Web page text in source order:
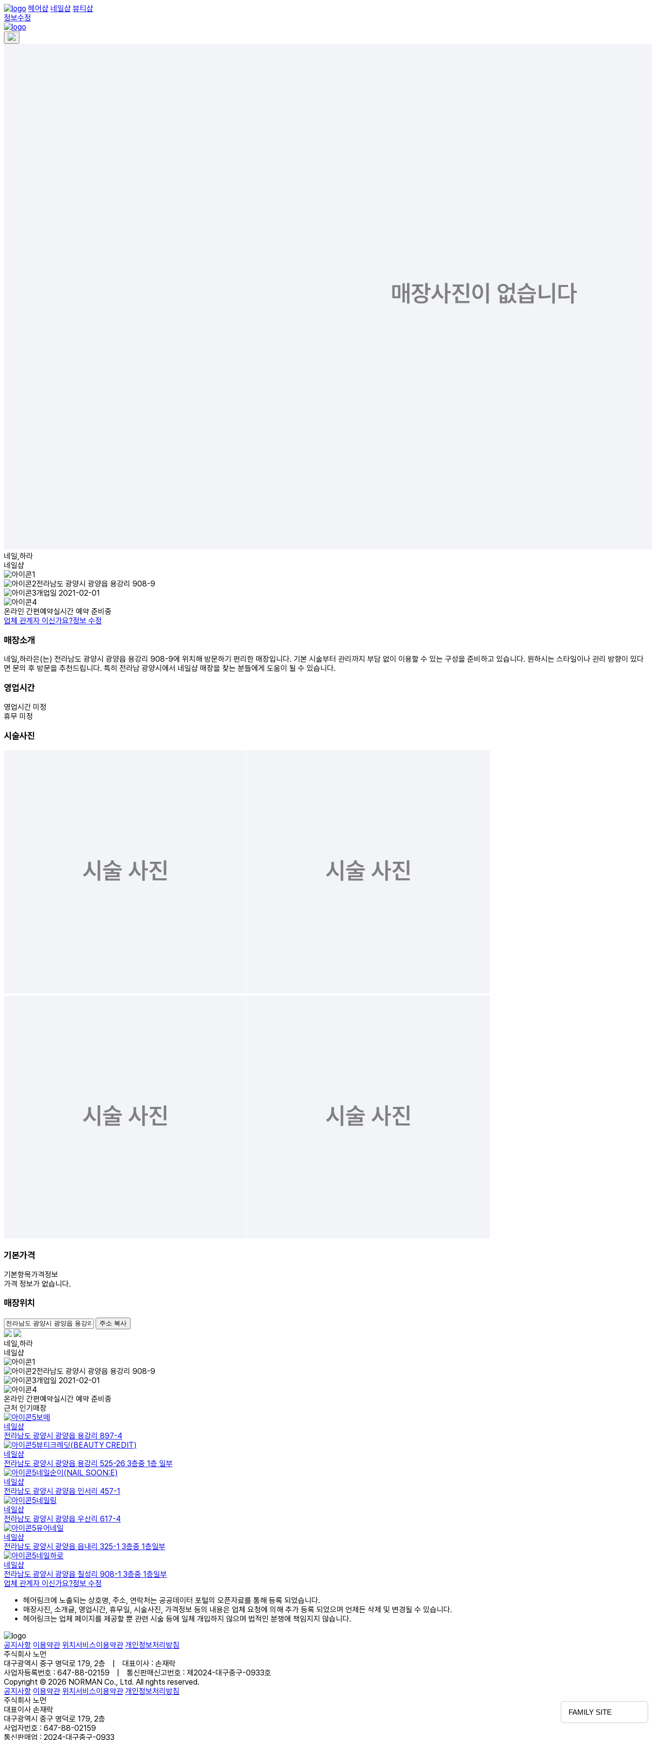
헤어샵 네일샵 뷰티샵
정보수정
네일,하라
네일샵
전라남도 광양시 광양읍 용강리 908-9
개업일 2021-02-01
온라인 간편예약실시간 예약 준비중
업체 관계자 이신가요?정보 수정
매장소개
네일,하라은(는) 전라남도 광양시 광양읍 용강리 908-9에 위치해 방문하기 편리한 매장입니다. 기본 시술부터 관리까지 부담 없이 이용할 수 있는 구성을 준비하고 있습니다. 원하시는 스타일이나 관리 방향이 있다
면 문의 후 방문을 추천드립니다. 특히 전라남 광양시에서 네일샵 매장을 찾는 분들에게 도움이 될 수 있습니다.
영업시간
영업시간 미정
휴무 미정
시술사진
기본가격
기본항목가격정보
가격 정보가 없습니다.
매장위치
주소 복사
네일,하라
네일샵
전라남도 광양시 광양읍 용강리 908-9
개업일 2021-02-01
온라인 간편예약실시간 예약 준비중
근처 인기매장
보떼
네일샵
전라남도 광양시 광양읍 용강리 897-4
뷰티크레딧(BEAUTY CREDIT)
네일샵
전라남도 광양시 광양읍 용강리 525-26 3층중 1층 일부
네일순이(NAIL SOON:E)
네일샵
전라남도 광양시 광양읍 인서리 457-1
네일링
네일샵
전라남도 광양시 광양읍 우산리 617-4
유어네일
네일샵
전라남도 광양시 광양읍 읍내리 325-1 3층중 1층일부
네일하로
네일샵
전라남도 광양시 광양읍 칠성리 908-1 3층중 1층일부
업체 관계자 이신가요?정보 수정
헤어링크에 노출되는 상호명, 주소, 연락처는 공공데이터 포털의 오픈자료를 통해 등록 되었습니다.
매장사진, 소개글, 영업시간, 휴무일, 시술사진, 가격정보 등의 내용은 업체 요청에 의해 추가 등록 되었으며 언제든 삭제 및 변경될 수 있습니다.
헤어링크는 업체 페이지를 제공할 뿐 관련 시술 등에 일체 개입하지 않으며 법적인 분쟁에 책임지지 않습니다.
공지사항 이용약관 위치서비스이용약관 개인정보처리방침
주식회사 노먼
대구광역시 중구 명덕로 179, 2층 | 대표이사 : 손재락
사업자등록번호 : 647-88-02159 | 통신판매신고번호 : 제2024-대구중구-0933호
Copyright © 2026 NORMAN Co., Ltd. All rights reserved.
FAMILY SITE
공지사항 이용약관 위치서비스이용약관 개인정보처리방침
주식회사 노먼
대표이사 손재락
대구광역시 중구 명덕로 179, 2층
사업자번호 : 647-88-02159
통신판매업 : 2024-대구중구-0933